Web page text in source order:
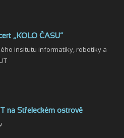
„KOLO ČASU“
insitutu informatiky, robotiky a
na Střeleckém ostrově